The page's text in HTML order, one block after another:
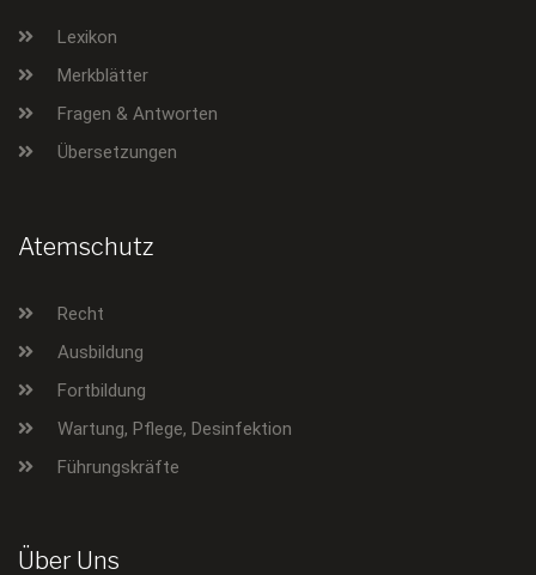
Lexikon
Merkblätter
Fragen & Antworten
Übersetzungen
Atemschutz
Recht
Ausbildung
Fortbildung
Wartung, Pflege, Desinfektion
Führungskräfte
Über Uns